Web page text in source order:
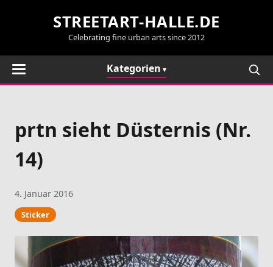
STREETART-HALLE.DE
Celebrating fine urban arts since 2012
Kategorien
prtn sieht Düsternis (Nr.
14)
4. Januar 2016
Sticker